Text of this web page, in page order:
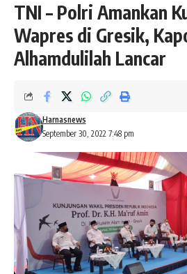
TNI – Polri Amankan
Wapres di Gresik,
Alhamdulilah Lancar
September 30, 2022 7:48 pm
Harnasnews